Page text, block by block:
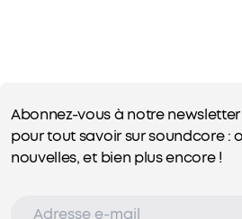
Abonnez-vous à notre newsletter
pour tout savoir sur soundcore :
nouvelles, et bien plus encore !